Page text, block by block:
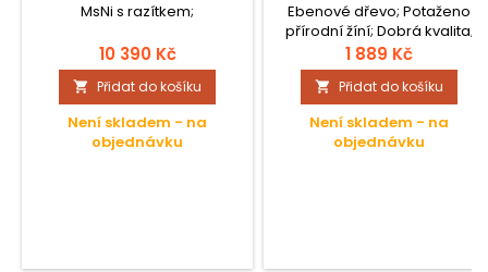
MsNi s razítkem;
10 390 Kč
 Přidat do košíku
Není skladem - na
objednávku
Ebenové dřevo; Potaženo
přírodní žíní; Dobrá kvalita;
Kulatá tyč;
1 889 Kč
 Přidat do košíku
Není skladem - na
objednávku